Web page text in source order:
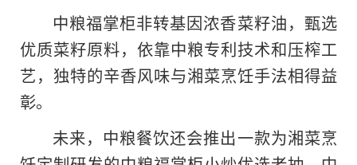
中粮福掌柜非转基因浓香菜籽油，甄选
优质菜籽原料，依靠中粮专利技术和压榨工
艺，独特的辛香风味与湘菜烹饪手法相得益
彰。
未来，中粮餐饮还会推出一款为湘菜烹